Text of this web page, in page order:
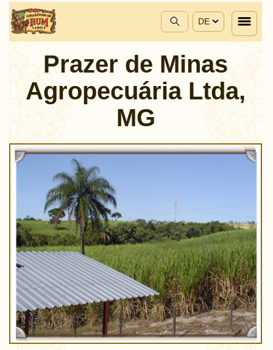
DE
Prazer de Minas
Agropecuária Ltda,
MG